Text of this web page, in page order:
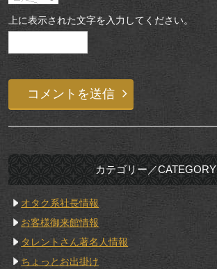
上に表示された文字を入力してください。
カテゴリー／CATEGORY
オタク系社長情報
お客様御来館情報
タレントさん著名人情報
ちょっとお出掛け